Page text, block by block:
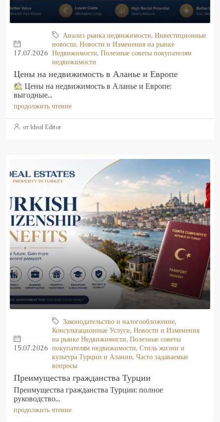
17.07.2026
Анализ рынка недвижимости, Инвестиционные
новости, Новости и Изменения на рынке
Недвижимости, Полезные советы покупателям
недвижимости
Цены на недвижимость в Аланье и Европе
Цены на недвижимость в Аланье и Европе:
выгодные...
продолжить чтение
от Ideal Editor
15.07.2026
Законодательство и налогообложение,
Консультационные Услуги, Новости и Изменения
на рынке Недвижимости, Полезные советы
покупателям недвижимости, Стиль жизни и
культура Турции и Алании, Часто задаваемые
вопросы
Преимущества гражданства Турции
Преимущества гражданства Турции: полное
руководство...
продолжить чтение